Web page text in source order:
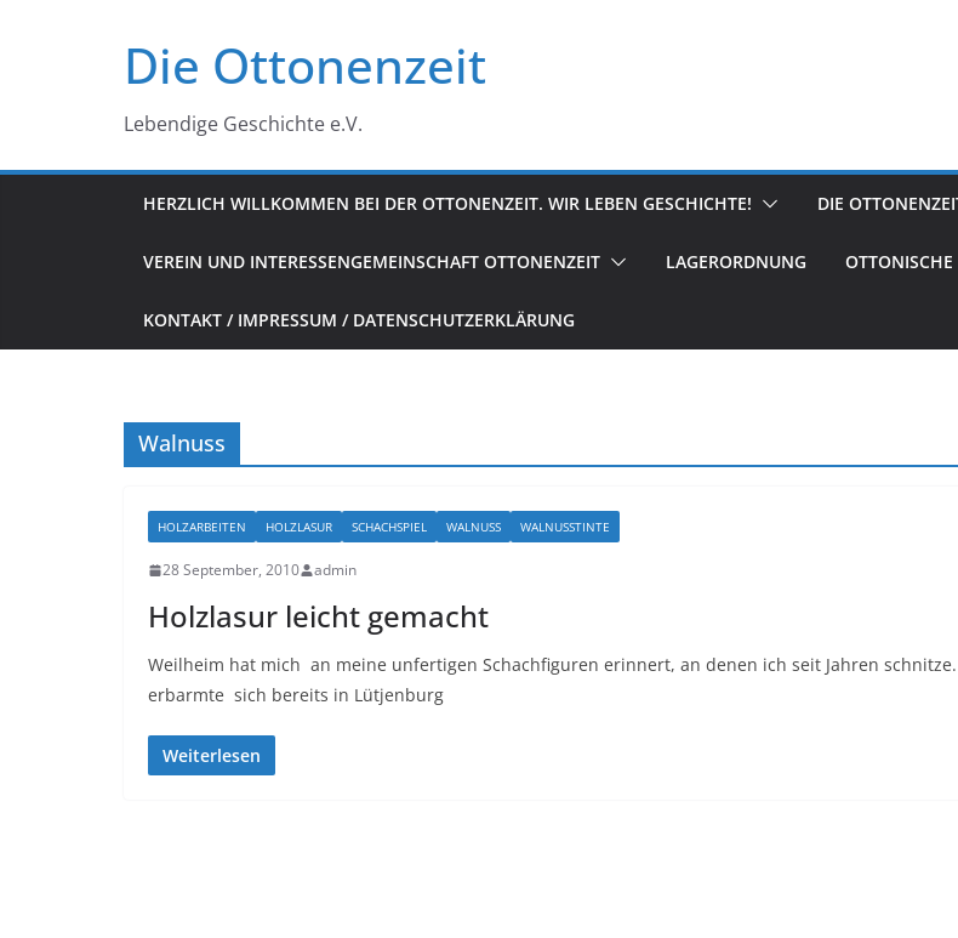
Die Ottonenzeit
Lebendige Geschichte e.V.
HERZLICH WILLKOMMEN BEI DER OTTONENZEIT. WIR LEBEN GESCHICHTE! DIE
VEREIN UND INTERESSENGEMEINSCHAFT OTTONENZEIT LAGERORDNUNG
KONTAKT / IMPRESSUM / DATENSCHUTZERKLÄRUNG
Walnuss
HOLZARBEITEN HOLZLASUR SCHACHSPIEL WALNUSS WALNUSSTINTE
28 September, 2010 admin
Holzlasur leicht gemacht
Weilheim hat mich an meine unfertigen Schachfiguren erinnert, an denen ich seit Jahren
erbarmte sich bereits in Lütjenburg
Weiterlesen